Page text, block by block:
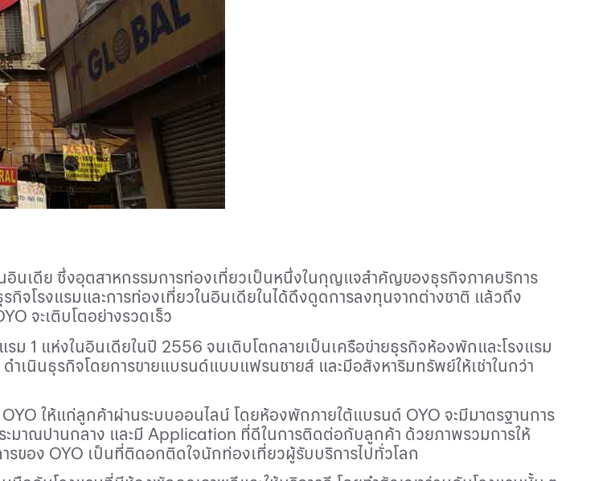
นเดีย ซึ่งอุตสาหกรรมการท่องเที่ยวเป็นหนึ่งในกุญแจสำคัญของธุรกิจภาคบริการ
รกิจโรงแรมและการท่องเที่ยวในอินเดียในได้ดึงดูดการลงทุนจากต่างชาติ แล้วถึง
จะเติบโตอย่างรวดเร็ว
รม 1 แห่งในอินเดียในปี 2556 จนเติบโตกลายเป็นเครือข่ายธุรกิจห้องพักและโรงแรม
ดำเนินธุรกิจโดยการขายแบรนด์แบบแฟรนชายส์ และมีอสังหาริมทรัพย์ให้เช่าในกว่า
OYO ให้แก่ลูกค้าผ่านระบบออนไลน์ โดยห้องพักภายใต้แบรนด์ OYO จะมีมาตรฐานการ
มาณปานกลาง และมี Application ที่ดีในการติดต่อกับลูกค้า ด้วยภาพรวมการให้
รของ OYO เป็นที่ติดอกติดใจนักท่องเที่ยวผู้รับบริการไปทั่วโลก